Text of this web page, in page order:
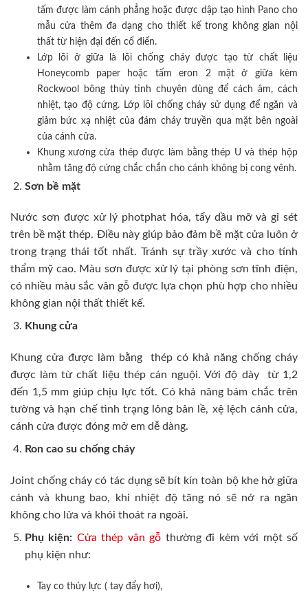
tấm được làm cánh phẳng hoặc được dập tạo hình Pano cho
mẫu cửa thêm đa dạng cho thiết kế trong không gian nội
thất từ hiện đại đến cổ điển.
Lớp lõi ở giữa là lõi chống cháy được tạo từ chất liệu
Honeycomb paper hoặc tấm eron 2 mặt ở giữa kèm
Rockwool bông thủy tinh chuyên dùng để cách âm, cách
nhiệt, tạo độ cứng. Lớp lõi chống cháy sử dụng để ngăn và
giảm bức xạ nhiệt của đám cháy truyền qua mặt bên ngoài
của cánh cửa.
Khung xương cửa thép được làm bằng thép U và thép hộp
nhằm tăng độ cứng chắc chắn cho cánh không bị cong vênh.
Sơn bề mặt
Nước sơn được xử lý photphat hóa, tẩy dầu mỡ và gỉ sét
trên bề mặt thép. Điều này giúp bảo đảm bề mặt cửa luôn ở
trong trạng thái tốt nhất. Tránh sự trầy xước và cho tính
thẩm mỹ cao. Màu sơn được xử lý tại phòng sơn tĩnh điện,
có nhiều màu sắc vân gỗ được lựa chọn phù hợp cho nhiều
không gian nội thất thiết kế.
Khung cửa
Khung cửa được làm bằng thép có khả năng chống cháy
được làm từ chất liệu thép cán nguội. Với độ dày từ 1,2
đến 1,5 mm giúp chịu lực tốt. Có khả năng bám chắc trên
tường và hạn chế tình trạng lỏng bản lề, xệ lệch cánh cửa,
cánh cửa được đóng mở em dễ dàng.
Ron cao su chống cháy
Joint chống cháy có tác dụng sẽ bít kín toàn bộ khe hở giữa
cánh và khung bao, khi nhiệt độ tăng nó sẽ nở ra ngăn
không cho lửa và khói thoát ra ngoài.
Phụ kiện: Cửa thép vân gỗ thường đi kèm với một số
phụ kiện như:
Tay co thủy lực ( tay đẩy hơi),